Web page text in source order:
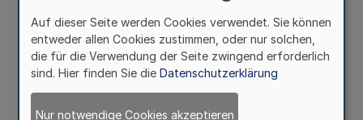
durchgeführt werden, wenn nach polizeiärztlicher
Feststellung die Leistungen wesentlich dazu beitragen
können, die Polizeidienstfähigkeit zu erhalten oder
wiederherzustellen.
(2) Leistungen in anderen Rehabilitationseinrichtungen mit
Auf dieser Seite werden Cookies verwendet. Sie können
entweder allen Cookies zustimmen, oder nur solchen,
die für die Verwendung der Seite zwingend erforderlich
sind. Hier finden Sie die Datenschutzerklärung
Nur notwendige Cookies akzeptieren